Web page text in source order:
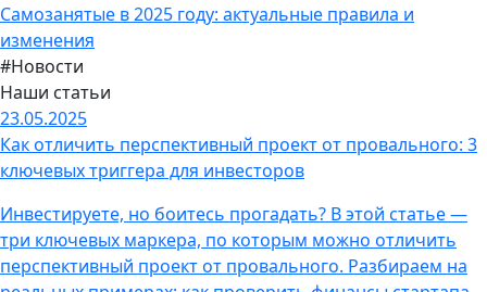
Самозанятые в 2025 году: актуальные правила и
изменения
#Новости
Наши статьи
23.05.2025
Как отличить перспективный проект от провального: 3
ключевых триггера для инвесторов
Инвестируете, но боитесь прогадать? В этой статье —
три ключевых маркера, по которым можно отличить
перспективный проект от провального. Разбираем на